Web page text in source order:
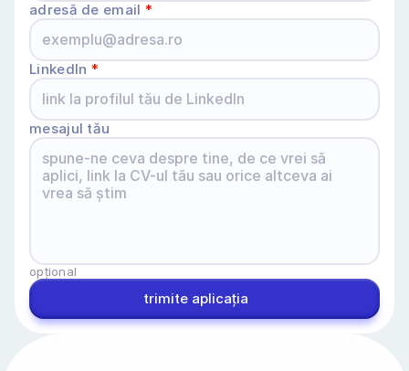
adresă de email *
LinkedIn *
mesajul tău
opțional
trimite aplicația